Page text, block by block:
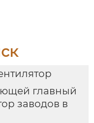
главный
заводов в